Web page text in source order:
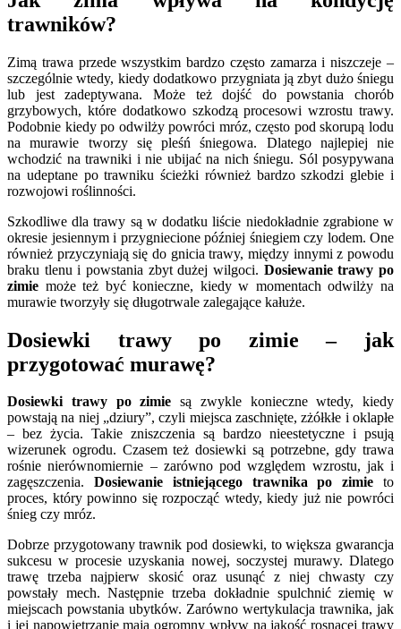
trawników?
Zimą trawa przede wszystkim bardzo często zamarza i niszczeje –
szczególnie wtedy, kiedy dodatkowo przygniata ją zbyt dużo śniegu
lub jest zadeptywana. Może też dojść do powstania chorób
grzybowych, które dodatkowo szkodzą procesowi wzrostu trawy.
Podobnie kiedy po odwilży powróci mróz, często pod skorupą lodu
na murawie tworzy się pleśń śniegowa. Dlatego najlepiej nie
wchodzić na trawniki i nie ubijać na nich śniegu. Sól posypywana
na udeptane po trawniku ścieżki również bardzo szkodzi glebie i
rozwojowi roślinności.
Szkodliwe dla trawy są w dodatku liście niedokładnie zgrabione w
okresie jesiennym i przygniecione później śniegiem czy lodem. One
również przyczyniają się do gnicia trawy, między innymi z powodu
braku tlenu i powstania zbyt dużej wilgoci. Dosiewanie trawy po
zimie może też być konieczne, kiedy w momentach odwilży na
murawie tworzyły się długotrwale zalegające kałuże.
Dosiewki trawy po zimie – jak
przygotować murawę?
Dosiewki trawy po zimie są zwykle konieczne wtedy, kiedy
powstają na niej „dziury”, czyli miejsca zaschnięte, zżółkłe i oklapłe
– bez życia. Takie zniszczenia są bardzo nieestetyczne i psują
wizerunek ogrodu. Czasem też dosiewki są potrzebne, gdy trawa
rośnie nierównomiernie – zarówno pod względem wzrostu, jak i
zagęszczenia. Dosiewanie istniejącego trawnika po zimie to
proces, który powinno się rozpocząć wtedy, kiedy już nie powróci
śnieg czy mróz.
Dobrze przygotowany trawnik pod dosiewki, to większa gwarancja
sukcesu w procesie uzyskania nowej, soczystej murawy. Dlatego
trawę trzeba najpierw skosić oraz usunąć z niej chwasty czy
powstały mech. Następnie trzeba dokładnie spulchnić ziemię w
miejscach powstania ubytków. Zarówno wertykulacja trawnika, jak
i jej napowietrzanie mają ogromny wpływ na jakość rosnącej trawy